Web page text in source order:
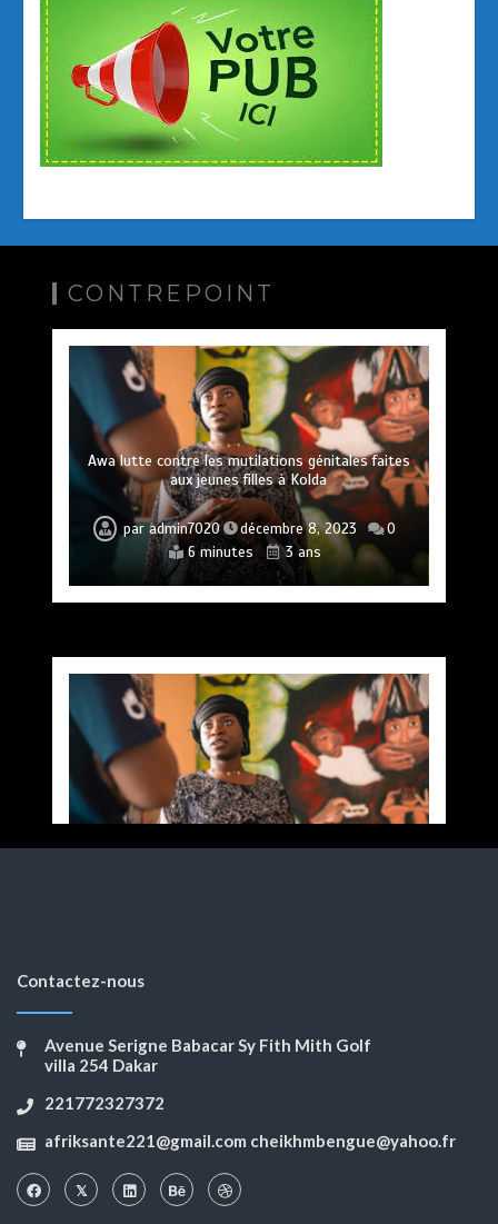
CONTREPOINT
Awa lutte contre les mutilations génitales faites
aux jeunes filles à Kolda
paradmin7020 décembre 8, 2023
0
6 minutes
3 ans
Contactez-nous
Avenue Serigne Babacar Sy Fith Mith Golf
villa 254 Dakar
221772327372
afriksante221@gmail.com cheikhmbengue@yahoo.fr